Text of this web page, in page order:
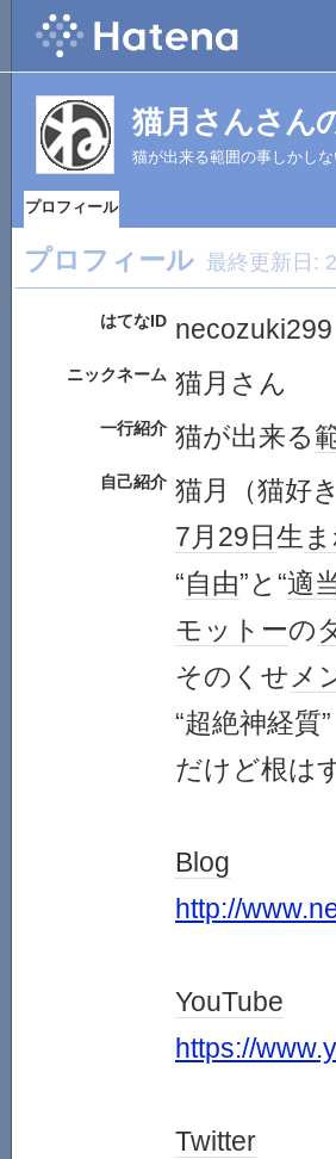
猫月さんさん
猫が出来る範囲の事しかし
プロフィール
プロフィール 最終更新日:
はてなID necozuki299
ニックネーム 猫月さん
一行紹介 猫が出来る
自己紹介 猫月（猫好
7月29日生
“自由”と“適
モットーの
そのくせメ
“超絶神経質”
だけど根は
Blog
http://
YouTube
https://
Twitter